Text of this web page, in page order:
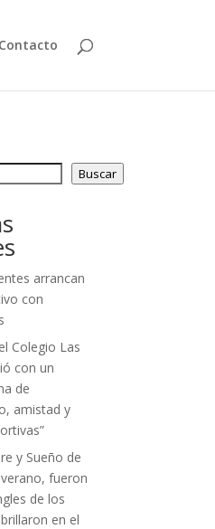
Contacto
Buscar
arrancan
con
Colegio Las
con un
de
amistad y
y Sueño de
fueron
de los
en el